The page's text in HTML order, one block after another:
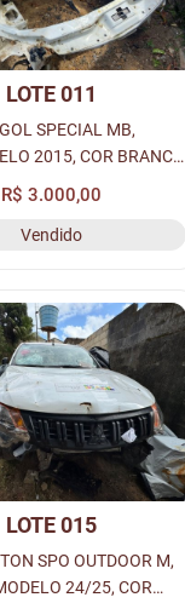
LOTE 011
SPECIAL MB,
2015, COR BRANCA
GASOLINA, PLACA:
4352, RENAVAM:
01044963457.
R$ 3.000,00
Vendido
LOTE 015
SPO OUTDOOR M,
24/25, COR